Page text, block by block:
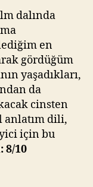
dalında
en
gördüğüm
yaşadıkları,
da
cinsten
anlatım dili,
için bu
8/10